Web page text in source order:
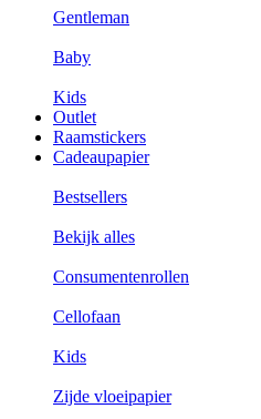
Gentleman
Baby
Kids
Outlet
Raamstickers
Cadeaupapier
Bestsellers
Bekijk alles
Consumentenrollen
Cellofaan
Kids
Zijde vloeipapier